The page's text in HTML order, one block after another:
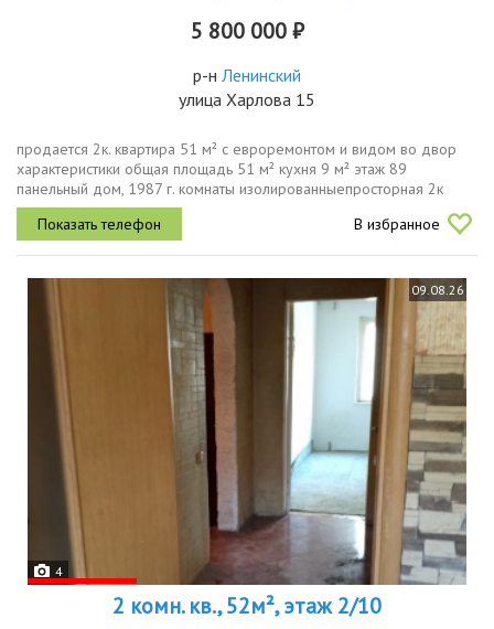
5 800 000 ₽
р-н Ленинский
улица Харлова 15
продается 2к. квартира 51 м² с евроремонтом и видом во двор
характеристики общая площадь 51 м² кухня 9 м² этаж 89
панельный дом, 1987 г. комнаты изолированныепросторная 2к
квартира в центре событий, но с тихим видом во двор. в квартире
сделан...
В избранное
09.08.26
4
2 комн. кв., 52м², этаж 2/10